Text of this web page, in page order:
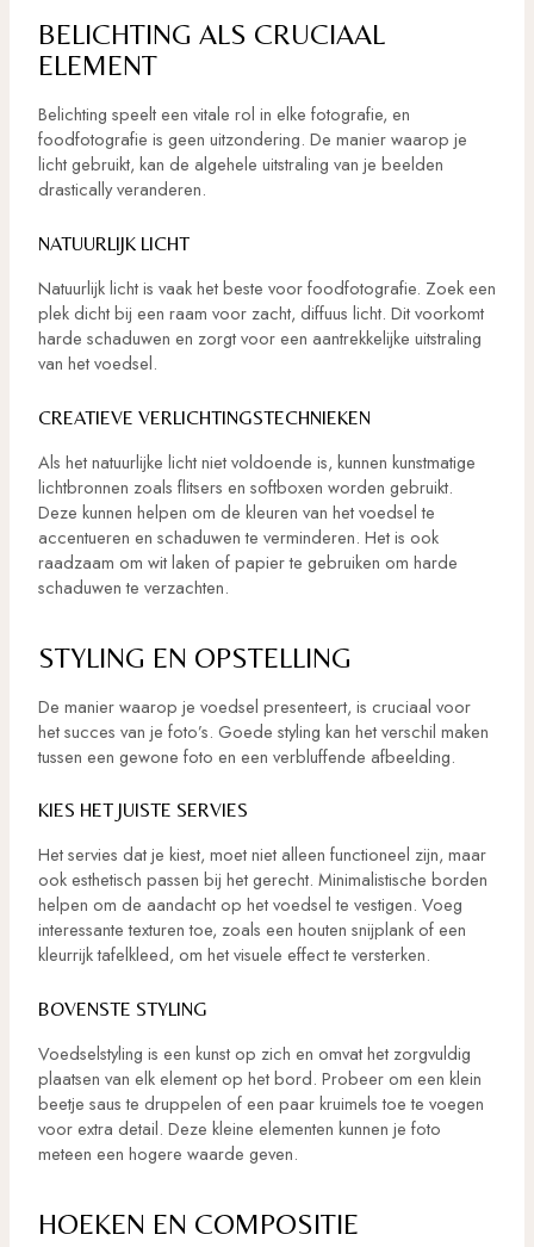
BELICHTING ALS CRUCIAAL
ELEMENT
Belichting speelt een vitale rol in elke fotografie, en
foodfotografie is geen uitzondering. De manier waarop je
licht gebruikt, kan de algehele uitstraling van je beelden
drastically veranderen.
NATUURLIJK LICHT
Natuurlijk licht is vaak het beste voor foodfotografie. Zoek een
plek dicht bij een raam voor zacht, diffuus licht. Dit voorkomt
harde schaduwen en zorgt voor een aantrekkelijke uitstraling
van het voedsel.
CREATIEVE VERLICHTINGSTECHNIEKEN
Als het natuurlijke licht niet voldoende is, kunnen kunstmatige
lichtbronnen zoals flitsers en softboxen worden gebruikt.
Deze kunnen helpen om de kleuren van het voedsel te
accentueren en schaduwen te verminderen. Het is ook
raadzaam om wit laken of papier te gebruiken om harde
schaduwen te verzachten.
STYLING EN OPSTELLING
De manier waarop je voedsel presenteert, is cruciaal voor
het succes van je foto’s. Goede styling kan het verschil maken
tussen een gewone foto en een verbluffende afbeelding.
KIES HET JUISTE SERVIES
Het servies dat je kiest, moet niet alleen functioneel zijn, maar
ook esthetisch passen bij het gerecht. Minimalistische borden
helpen om de aandacht op het voedsel te vestigen. Voeg
interessante texturen toe, zoals een houten snijplank of een
kleurrijk tafelkleed, om het visuele effect te versterken.
BOVENSTE STYLING
Voedselstyling is een kunst op zich en omvat het zorgvuldig
plaatsen van elk element op het bord. Probeer om een klein
beetje saus te druppelen of een paar kruimels toe te voegen
voor extra detail. Deze kleine elementen kunnen je foto
meteen een hogere waarde geven.
HOEKEN EN COMPOSITIE